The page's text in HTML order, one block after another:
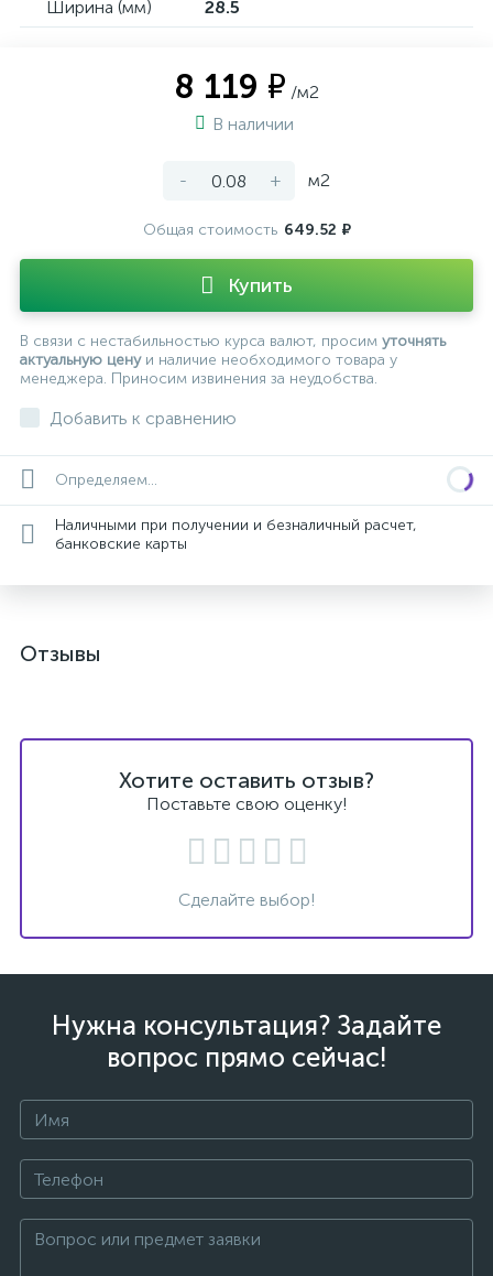
Ширина (мм) 28.5
8 119 ₽ /м2
В наличии
- + м2
Общая стоимость 649.52 ₽
Купить
В связи с нестабильностью курса валют, просим уточнять
актуальную ценуи наличие необходимого товара у
менеджера. Приносим извинения за неудобства.
Добавить к сравнению
Определяем...
Наличными при получении и безналичный расчет,
банковские карты
Отзывы
Хотите оставить отзыв?
Поставьте свою оценку!
Сделайте выбор!
Нужна консультация? Задайте
вопрос прямо сейчас!